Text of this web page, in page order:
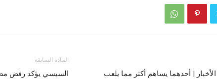
المادة السابقة
السيسي يؤكد رفض
| أحدهما يساهم أكثر مما يلعب